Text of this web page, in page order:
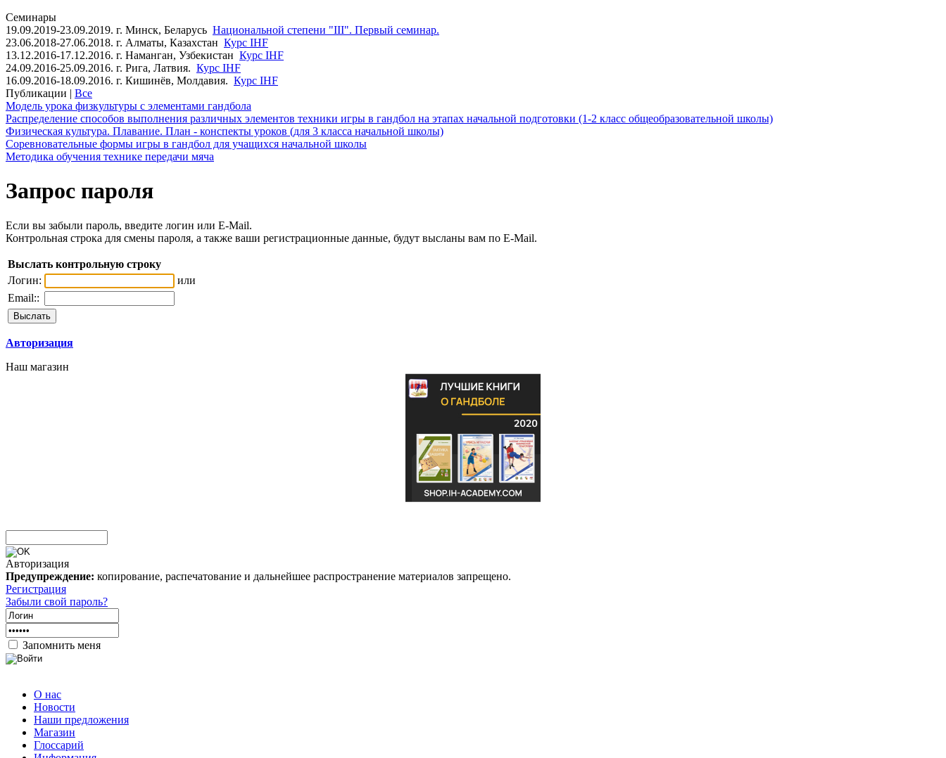
Семинары
19.09.2019-23.09.2019. г. Минск, Беларусь Национальной степени "III". Первый семинар.
23.06.2018-27.06.2018. г. Алматы, Казахстан Курс IHF
13.12.2016-17.12.2016. г. Наманган, Узбекистан Курс IHF
24.09.2016-25.09.2016. г. Рига, Латвия. Курс IHF
16.09.2016-18.09.2016. г. Кишинёв, Молдавия. Курс IHF
Публикации | Все
Модель урока физкультуры с элементами гандбола
Распределение способов выполнения различных элементов техники игры в гандбол на этапах начальной подготовки (1-2 класс общеобразовательной школы)
Физическая культура. Плавание. План - конспекты уроков (для 3 класса начальной школы)
Соревновательные формы игры в гандбол для учащихся начальной школы
Методика обучения технике передачи мяча
Запрос пароля
Если вы забыли пароль, введите логин или E-Mail.
Контрольная строка для смены пароля, а также ваши регистрационные данные, будут высланы вам по E-Mail.
Выслать контрольную строку
Логин:
или
Email::
Авторизация
Наш магазин
Авторизация
Предупреждение: копирование, распечатование и дальнейшее распространение материалов запрещено.
Регистрация
Забыли свой пароль?
Запомнить меня
О нас
Новости
Наши предложения
Магазин
Глоссарий